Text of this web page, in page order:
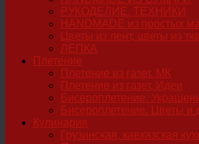
РУКОДЕЛИЕ. ТЕХНИКИ
HANDMADE из простых
Цветы из лент, цветы из
ЛЕПКА
Плетение
Плетение из газет. МК
Плетение из газет. Идеи
Бисероплетение.
Бисероплетение. Цветы и
Кулинария
Грузинская, кавказская